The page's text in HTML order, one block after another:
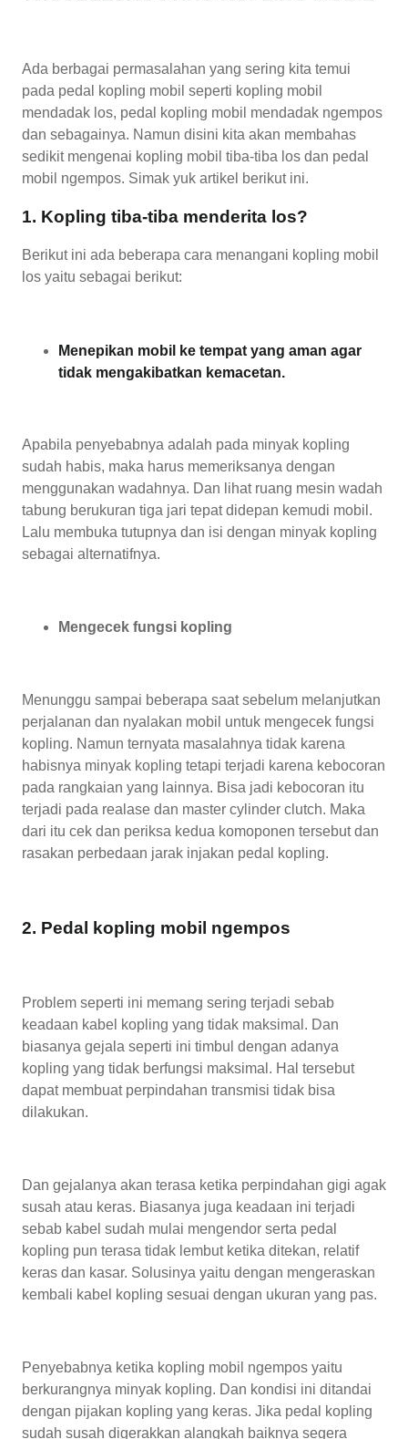
Ada berbagai permasalahan yang sering kita temui
pada pedal kopling mobil seperti kopling mobil
mendadak los, pedal kopling mobil mendadak ngempos
dan sebagainya. Namun disini kita akan membahas
sedikit mengenai kopling mobil tiba-tiba los dan pedal
mobil ngempos. Simak yuk artikel berikut ini.
1. Kopling tiba-tiba menderita los?
Berikut ini ada beberapa cara menangani kopling mobil
los yaitu sebagai berikut:
Menepikan mobil ke tempat yang aman agar
tidak mengakibatkan kemacetan.
Apabila penyebabnya adalah pada minyak kopling
sudah habis, maka harus memeriksanya dengan
menggunakan wadahnya. Dan lihat ruang mesin wadah
tabung berukuran tiga jari tepat didepan kemudi mobil.
Lalu membuka tutupnya dan isi dengan minyak kopling
sebagai alternatifnya.
Mengecek fungsi kopling
Menunggu sampai beberapa saat sebelum melanjutkan
perjalanan dan nyalakan mobil untuk mengecek fungsi
kopling. Namun ternyata masalahnya tidak karena
habisnya minyak kopling tetapi terjadi karena kebocoran
pada rangkaian yang lainnya. Bisa jadi kebocoran itu
terjadi pada realase dan master cylinder clutch. Maka
dari itu cek dan periksa kedua komoponen tersebut dan
rasakan perbedaan jarak injakan pedal kopling.
2. Pedal kopling mobil ngempos
Problem seperti ini memang sering terjadi sebab
keadaan kabel kopling yang tidak maksimal. Dan
biasanya gejala seperti ini timbul dengan adanya
kopling yang tidak berfungsi maksimal. Hal tersebut
dapat membuat perpindahan transmisi tidak bisa
dilakukan.
Dan gejalanya akan terasa ketika perpindahan gigi agak
susah atau keras. Biasanya juga keadaan ini terjadi
sebab kabel sudah mulai mengendor serta pedal
kopling pun terasa tidak lembut ketika ditekan, relatif
keras dan kasar. Solusinya yaitu dengan mengeraskan
kembali kabel kopling sesuai dengan ukuran yang pas.
Penyebabnya ketika kopling mobil ngempos yaitu
berkurangnya minyak kopling. Dan kondisi ini ditandai
dengan pijakan kopling yang keras. Jika pedal kopling
sudah susah digerakkan alangkah baiknya segera